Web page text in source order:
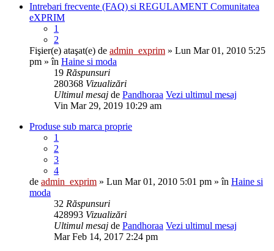
Intrebari frecvente (FAQ) si REGULAMENT Comunitatea
eXPRIM
1
2
Fişier(e) ataşat(e) de admin_exprim » Lun Mar 01, 2010 5:25
pm » în Haine si moda
19 Răspunsuri
280368 Vizualizări
Ultimul mesaj de Pandhoraa Vezi ultimul mesaj
Vin Mar 29, 2019 10:29 am
Produse sub marca proprie
1
2
3
4
de admin_exprim » Lun Mar 01, 2010 5:01 pm » în Haine si
moda
32 Răspunsuri
428993 Vizualizări
Ultimul mesaj de Pandhoraa Vezi ultimul mesaj
Mar Feb 14, 2017 2:24 pm